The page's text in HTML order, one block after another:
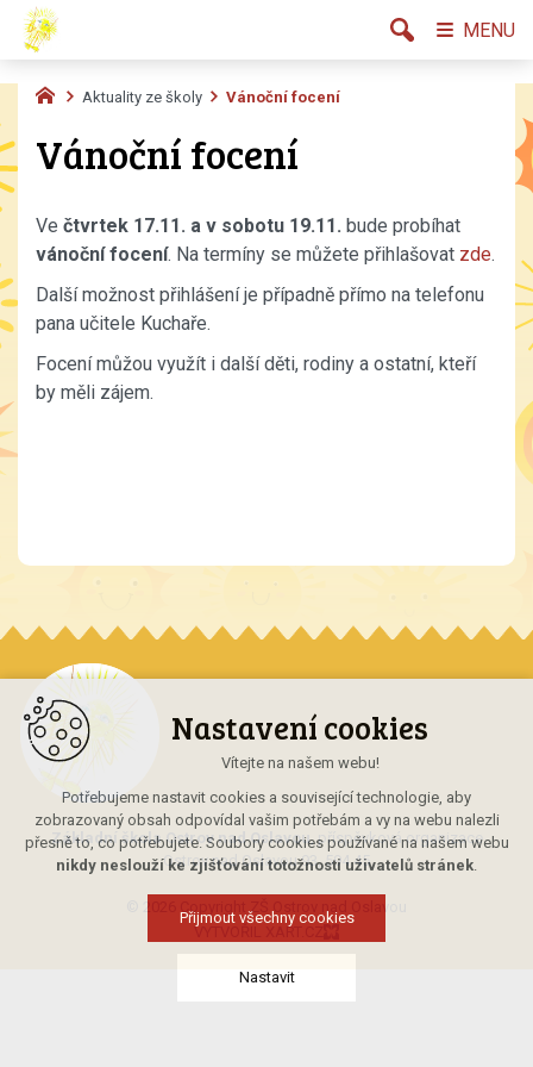
Aktuality ze školy Vánoční focení
Vánoční focení
Ve čtvrtek 17.11. a v sobotu 19.11 . bude probíhat
vánoční focení. Na termíny se můžete přihlašovat zde.
Další možnost přihlášení je případně přímo na telefonu
pana učitele Kuchaře.
Focení můžou využít i další děti, rodiny a ostatní, kteří
by měli zájem.
Základní škola Ostrov nad Oslavou, příspěvková organizace
Ostrov nad Oslavou 93, 594 45
© 2026 Copyright ZŠ Ostrov nad Oslavou
VYTVOŘIL XART.CZ
MENU
Nastavení cookies
Vítejte na našem webu!
Potřebujeme nastavit cookies a související technologie, aby
zobrazovaný obsah odpovídal vašim potřebám a vy na webu nalezli
přesně to, co potřebujete. Soubory cookies používané na našem webu
nikdy neslouží ke zjišťování totožnosti uživatelů stránek.
Přijmout všechny cookies
Nastavit